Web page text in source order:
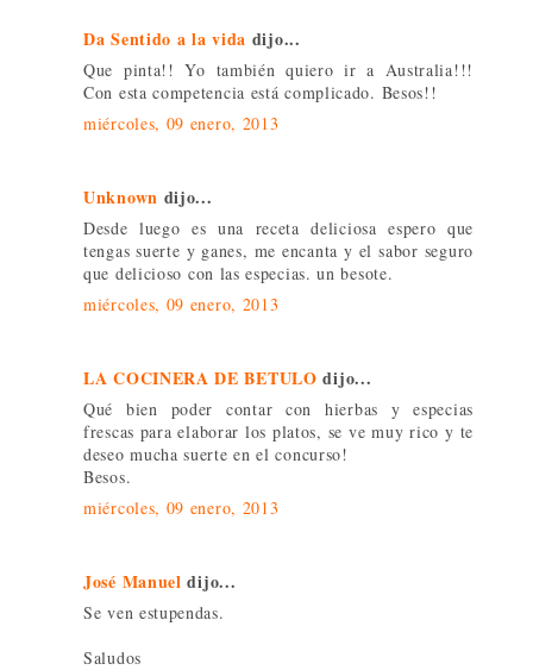
Da Sentido a la vida dijo...
Que pinta!! Yo también quiero ir a Australia!!!
Con esta competencia está complicado. Besos!!
miércoles, 09 enero, 2013
Unknown dijo...
Desde luego es una receta deliciosa espero que
tengas suerte y ganes, me encanta y el sabor seguro
que delicioso con las especias. un besote.
miércoles, 09 enero, 2013
LA COCINERA DE BETULO dijo...
Qué bien poder contar con hierbas y especias
frescas para elaborar los platos, se ve muy rico y te
deseo mucha suerte en el concurso!
Besos.
miércoles, 09 enero, 2013
José Manuel dijo...
Se ven estupendas.
Saludos